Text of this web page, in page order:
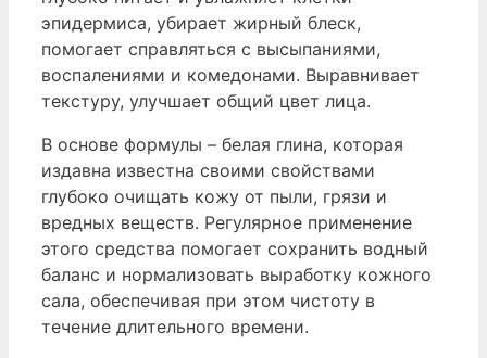
эпидермиса, убирает жирный блеск,
помогает справляться с высыпаниями,
воспалениями и комедонами. Выравнивает
текстуру, улучшает общий цвет лица.
В основе формулы – белая глина, которая
издавна известна своими свойствами
глубоко очищать кожу от пыли, грязи и
вредных веществ. Регулярное применение
этого средства помогает сохранить водный
баланс и нормализовать выработку кожного
сала, обеспечивая при этом чистоту в
течение длительного времени.